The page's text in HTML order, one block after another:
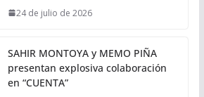
24 de julio de 2026
SAHIR MONTOYA y MEMO PIÑA
presentan explosiva colaboración
en “CUENTA”